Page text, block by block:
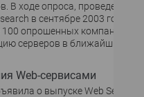
В ходе опроса, проведенного
в сентябре 2003 года,
100 опрошенных компаний
серверов в ближайший год.
Web-сервисами
о выпуске Web